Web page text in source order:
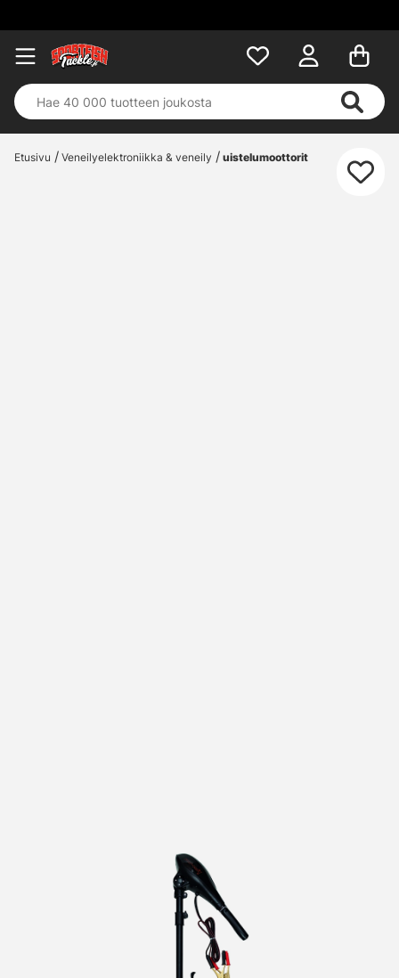
Etusivu Veneilyelektroniikka & veneily uistelumoottorit